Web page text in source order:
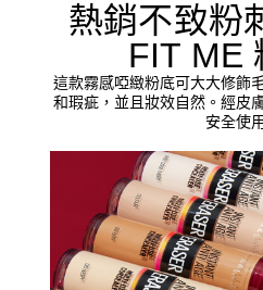
熱銷不致粉
FIT ME
這款霧感啞緻粉底可大大修飾
和瑕疵，並且妝效自然。經皮
安全使